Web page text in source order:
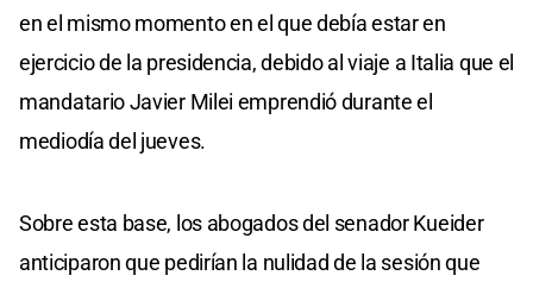
en el mismo momento en el que debía estar en
ejercicio de la presidencia, debido al viaje a Italia que el
mandatario Javier Milei emprendió durante el
mediodía del jueves.
Sobre esta base, los abogados del senador Kueider
anticiparon que pedirían la nulidad de la sesión que